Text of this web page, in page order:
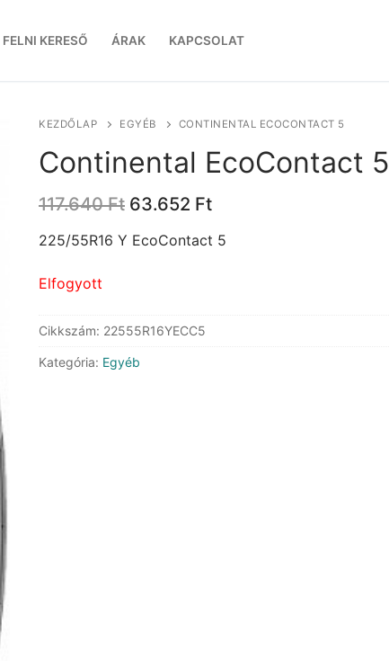
FELNI KERESŐ ÁRAK KAPCSOLAT
KEZDŐLAP EGYÉB CONTINENTAL ECOCONTACT 5
Continental EcoContact 5
117.640Ft Original
was:
63.652 FtCurrent
is:
225/55R16 Y EcoContact 5
Elfogyott
Cikkszám: 22555R16YECC5
Kategória: Egyéb